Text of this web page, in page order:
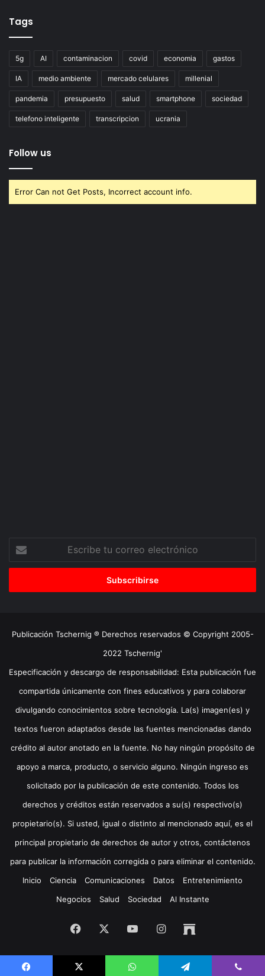
Tags
5g AI contaminacion covid economia gastos
IA medio ambiente mercado celulares millenial
pandemia presupuesto salud smartphone sociedad
telefono inteligente transcripcion ucrania
Follow us
Error Can not Get Posts, Incorrect account info.
correo
Publicación Tschernig ® Derechos reservados © Copyright 2005-
2022 Tschernig'
Especificación y descargo de responsabilidad: Esta publicación fue
compartida únicamente con fines educativos y para colaborar
divulgando conocimientos sobre tecnología. La(s) imagen(es) y
textos fueron adaptados desde las fuentes mencionadas dando
crédito al autor anotado en la fuente. No hay ningún propósito de
apoyo a marca, producto, o servicio alguno. Ningún ingreso es
solicitado por la publicación de este contenido. Todos los
derechos y créditos están reservados a su(s) respectivo(s)
propietario(s). Si usted, igual o distinto al mencionado aquí, es el
principal propietario de derechos de autor y otros, contáctenos
para publicar la información corregida o para eliminar el contenido.
Inicio
Ciencia Comunicaciones Datos
Entretenimiento
Negocios
Salud Sociedad Al Instante
Facebook YouTubeInstagramArchive